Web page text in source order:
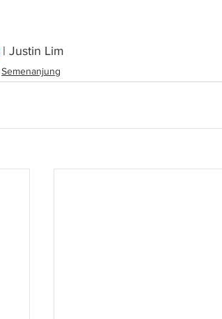
| Justin Lim
Semenanjung